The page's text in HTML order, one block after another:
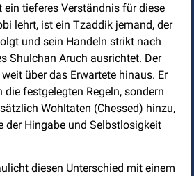
ein tieferes Verständnis für diese
lehrt, ist ein Tzaddik jemand, der
und sein Handeln strikt nach
Shulchan Aruch ausrichtet. Der
über das Erwartete hinaus. Er
festgelegten Regeln, sondern
Wohltaten (Chessed) hinzu,
der Hingabe und Selbstlosigkeit
diesen Unterschied mit einem